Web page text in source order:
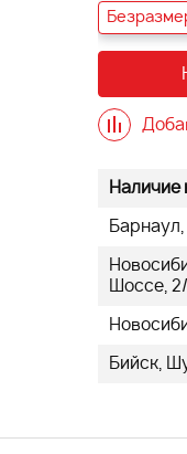
Наличие
Шоссе, 2/
Бийск,